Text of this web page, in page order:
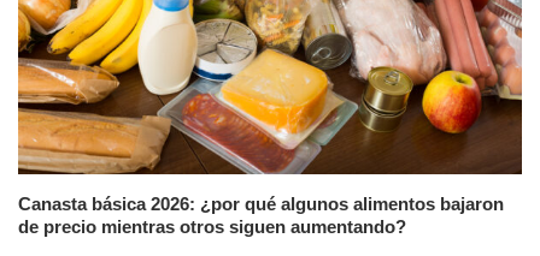
Canasta básica 2026: ¿por qué algunos alimentos bajaron
de precio mientras otros siguen aumentando?